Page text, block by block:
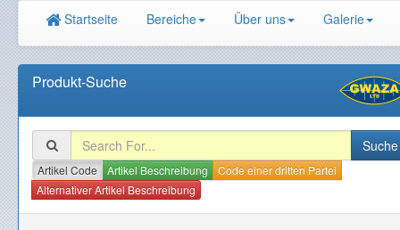
Startseite Bereiche Über uns Galerie
Produkt-Suche
Artikel Code Artikel Beschreibung
Code einer dritten Partei
Alternativer Artikel Beschreibung